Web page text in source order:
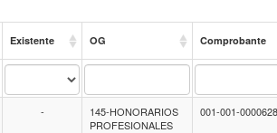
Existente OG Comprobante
-
145-HONORARIOS
PROFESIONALES
001-001-0000628